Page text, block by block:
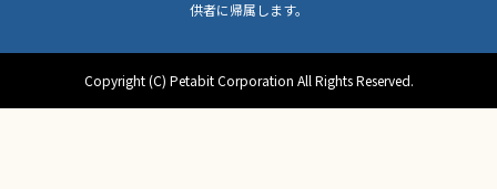
供者に帰属します。
Copyright (C) Petabit Corporation All Rights Reserved.